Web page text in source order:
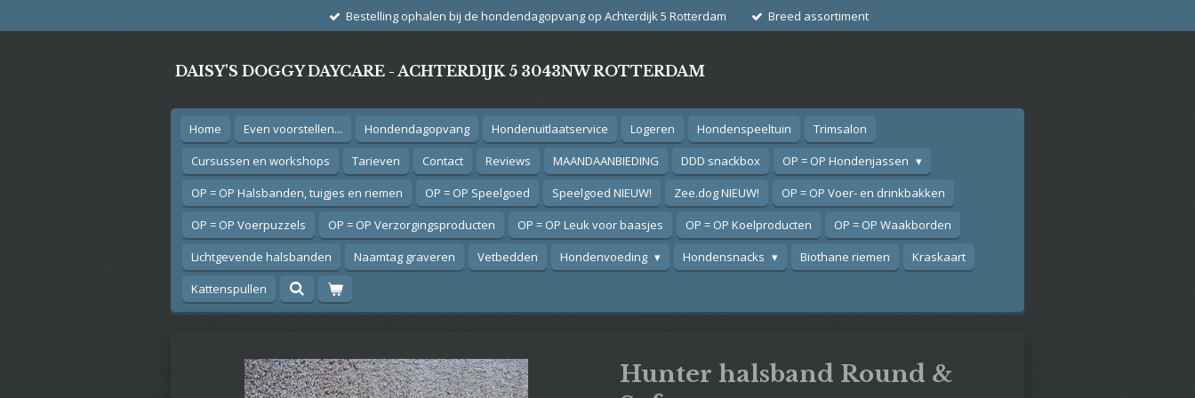
Bestelling ophalen bij de hondendagopvang op Achterdijk 5 Rotterdam Breed assortiment
DAISY'S DOGGY DAYCARE - ACHTERDIJK 5 3043NW ROTTERDAM
Home Even voorstellen... Hondendagopvang Hondenuitlaatservice Logeren Hondenspeeltuin
Trimsalon
Cursussen en workshops
Tarieven Contact Reviews MAANDAANBIEDING DDD snackbox
OP = OP Hondenjassen
OP = OP Halsbanden, tuigjes en riemen
OP = OP Speelgoed Speelgoed NIEUW! Zee.dog NIEUW!
OP = OP Voer- en drinkbakken
OP = OP Voerpuzzels
OP = OP Verzorgingsproducten OP = OP Leuk voor baasjes OP = OP Koelproducten
OP = OP Waakborden
Lichtgevende halsbanden
Naamtag graveren Vetbedden Hondenvoeding Hondensnacks Biothane riemen
Kraskaart
Kattenspullen
Hunter halsband Round &